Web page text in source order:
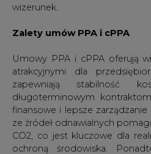
wizerunek.
Zalety umów PPA i cPPA
Umowy PPA i cPPA oferują
atrakcyjnymi dla
zapewniają stabilność
długoterminowym
finansowe i lepsze
ze źródeł odnawialnych
CO2, co jest kluczowe dla
ochroną środowiska.